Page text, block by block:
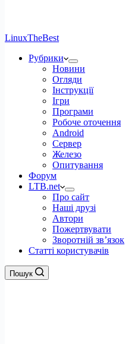
LinuxTheBest
Рубрики
Новини
Огляди
Інструкції
Ігри
Програми
Робоче оточення
Android
Сервер
Железо
Опитування
Форум
LTB.net
Про сайт
Наші друзі
Автори
Пожертвувати
Зворотній зв’язок
Статті користувачів
Пошук